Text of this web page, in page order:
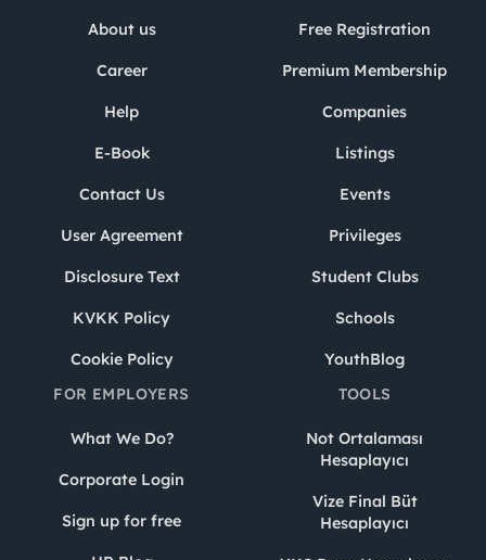
About us
Career
Help
E-Book
Contact Us
User Agreement
Disclosure Text
KVKK Policy
Cookie Policy
Free Registration
Premium Membership
Companies
Listings
Events
Privileges
Student Clubs
Schools
YouthBlog
FOR EMPLOYERS
What We Do?
Corporate Login
Sign up for free
TOOLS
Not Ortalaması
Hesaplayıcı
Vize Final Büt
Hesaplayıcı